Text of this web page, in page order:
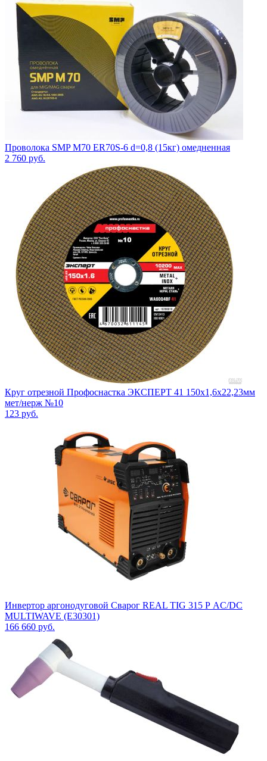
Проволока SMP M70 ER70S-6 d=0,8 (15кг) омедненная
2 760 руб.
Круг отрезной Профоснастка ЭКСПЕРТ 41 150x1,6x22,23мм
мет/нерж №10
123 руб.
Инвертор аргонодуговой Сварог REAL TIG 315 Р AC/DC
MULTIWAVE (E30301)
166 660 руб.